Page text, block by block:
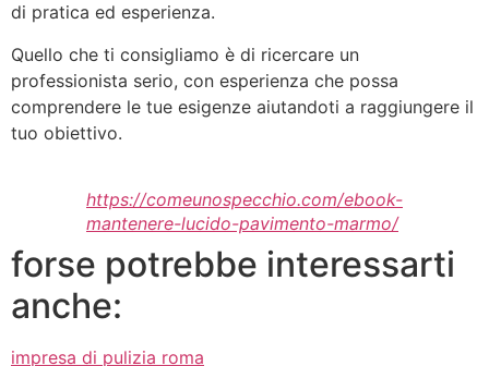
di pratica ed esperienza.
Quello che ti consigliamo è di ricercare un
professionista serio, con esperienza che possa
comprendere le tue esigenze aiutandoti a raggiungere il
tuo obiettivo.
https://comeunospecchio.com/ebook-
mantenere-lucido-pavimento-marmo/
forse potrebbe interessarti
anche:
impresa di pulizia roma